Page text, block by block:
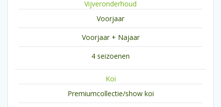
Vijveronderhoud
Voorjaar
Voorjaar + Najaar
4 seizoenen
Koi
Premiumcollectie/show koi